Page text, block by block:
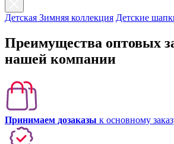
Детская Зимняя коллекция Детские
Преимущества оптовых
нашей компании
Принимаем дозаказы к основному